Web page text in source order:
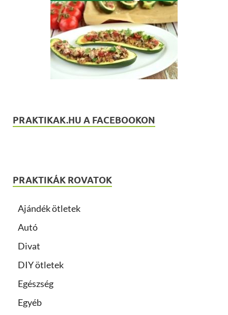
PRAKTIKAK.HU A FACEBOOKON
PRAKTIKÁK ROVATOK
Ajándék ötletek
Autó
Divat
DIY ötletek
Egészség
Egyéb